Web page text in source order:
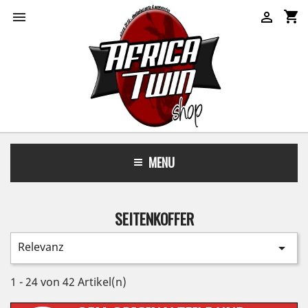
 shopping_cart

MENU
SEITENKOFFER
Relevanz 
1 - 24 von 42 Artikel(n)